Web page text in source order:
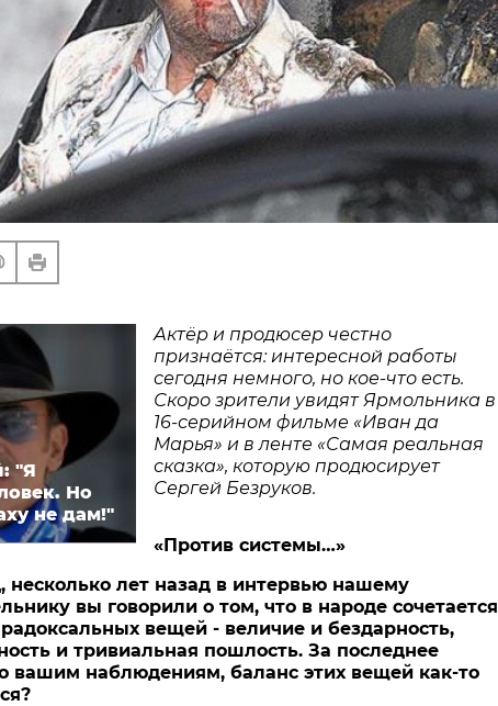
"Я
Но
не дам!"
Актёр и продюсер честно
признаётся: интересной работы
сегодня немного, но кое-что есть.
Скоро зрители увидят Ярмольника в
16-серийном фильме «Иван да
Марья» и в ленте «Самая реальная
сказка», которую продюсирует
Сергей Безруков.
«Против системы…»
несколько лет назад в интервью нашему
вы говорили о том, что в народе сочетается
вещей - величие и бездарность,
и тривиальная пошлость. За последнее
вашим наблюдениям, баланс этих вещей как-то